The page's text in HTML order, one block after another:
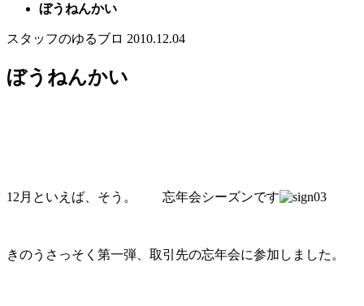
ぼうねんかい
スタッフのゆるブロ 2010.12.04
ぼうねんかい
12月といえば、そう。 忘年会シーズンです
きのうさっそく第一弾、取引先の忘年会に参加しました。